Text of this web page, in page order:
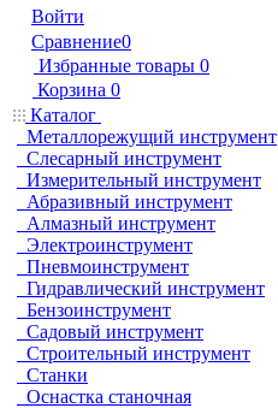
Войти
Сравнение0
Избранные товары 0
Корзина 0
Каталог
Металлорежущий инструмент
Слесарный инструмент
Измерительный инструмент
Абразивный инструмент
Алмазный инструмент
Электроинструмент
Пневмоинструмент
Гидравлический инструмент
Бензоинструмент
Садовый инструмент
Строительный инструмент
Станки
Оснастка станочная